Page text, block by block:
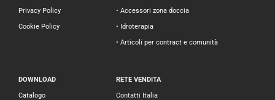
Privacy Policy
Cookie Policy
• Accessori zona doccia
• Idroterapia
• Articoli per contract e comunità
DOWNLOAD
Catalogo
RETE VENDITA
Contatti Italia